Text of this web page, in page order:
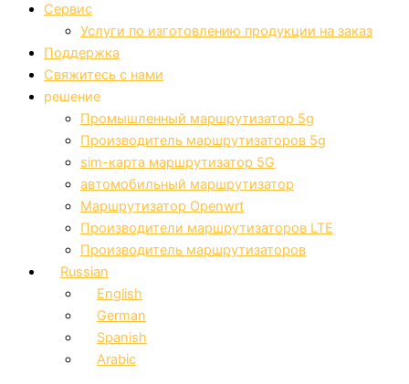
Сервис
Услуги по изготовлению продукции на заказ
Поддержка
Свяжитесь с нами
решение
Промышленный маршрутизатор 5g
Производитель маршрутизаторов 5g
sim-карта маршрутизатор 5G
автомобильный маршрутизатор
Маршрутизатор Openwrt
Производители маршрутизаторов LTE
Производитель маршрутизаторов
Russian
English
German
Spanish
Arabic